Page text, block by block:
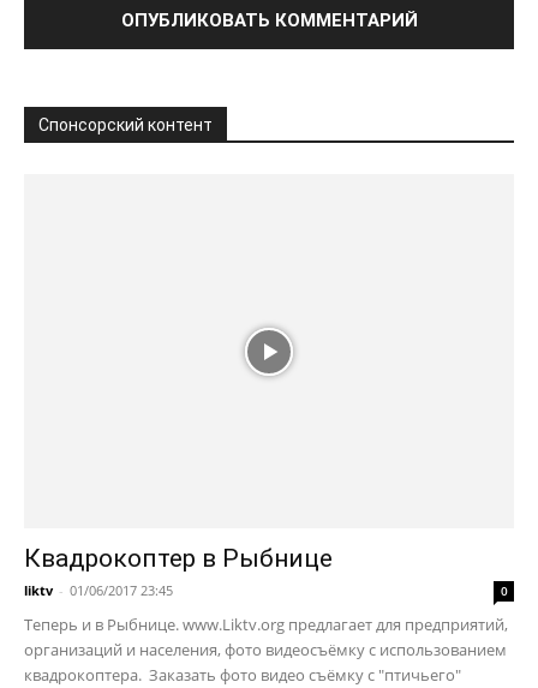
Спонсорский контент
Квадрокоптер в Рыбнице
liktv - 01/06/2017 23:45 0
Теперь и в Рыбнице. www.Liktv.org предлагает для предприятий,
организаций и населения, фото видеосъёмку с использованием
квадрокоптера. Заказать фото видео съёмку с "птичьего"